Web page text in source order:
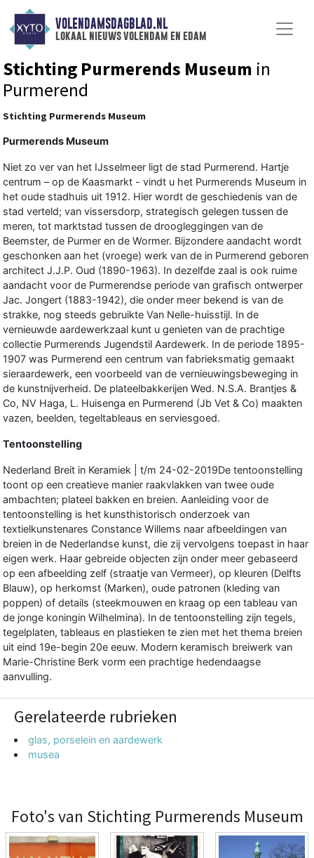
VOLENDAMSDAGBLAD.NL
lokaal nieuws volendam en edam
Stichting Purmerends Museum in
Purmerend
Stichting Purmerends Museum
Purmerends Museum
Niet zo ver van het IJsselmeer ligt de stad Purmerend. Hartje
centrum – op de Kaasmarkt - vindt u het Purmerends Museum in
het oude stadhuis uit 1912. Hier wordt de geschiedenis van de
stad verteld; van vissersdorp, strategisch gelegen tussen de
meren, tot marktstad tussen de droogleggingen van de
Beemster, de Purmer en de Wormer. Bijzondere aandacht wordt
geschonken aan het (vroege) werk van de in Purmerend geboren
architect J.J.P. Oud (1890-1963). In dezelfde zaal is ook ruime
aandacht voor de Purmerendse periode van graﬁsch ontwerper
Jac. Jongert (1883-1942), die onder meer bekend is van de
strakke, nog steeds gebruikte Van Nelle-huisstijl. In de
vernieuwde aardewerkzaal kunt u genieten van de prachtige
collectie Purmerends Jugendstil Aardewerk. In de periode 1895-
1907 was Purmerend een centrum van fabrieksmatig gemaakt
sieraardewerk, een voorbeeld van de vernieuwingsbeweging in
de kunstnijverheid. De plateelbakkerijen Wed. N.S.A. Brantjes &
Co, NV Haga, L. Huisenga en Purmerend (Jb Vet & Co) maakten
vazen, beelden, tegeltableaus en serviesgoed.
Tentoonstelling
Nederland Breit in Keramiek | t/m 24-02-2019De tentoonstelling
toont op een creatieve manier raakvlakken van twee oude
ambachten; plateel bakken en breien. Aanleiding voor de
tentoonstelling is het kunsthistorisch onderzoek van
textielkunstenares Constance Willems naar afbeeldingen van
breien in de Nederlandse kunst, die zij vervolgens toepast in haar
eigen werk. Haar gebreide objecten zijn onder meer gebaseerd
op een afbeelding zelf (straatje van Vermeer), op kleuren (Delfts
Blauw), op herkomst (Marken), oude patronen (kleding van
poppen) of details (steekmouwen en kraag op een tableau van
de jonge koningin Wilhelmina). In de tentoonstelling zijn tegels,
tegelplaten, tableaus en plastieken te zien met het thema breien
uit eind 19e-begin 20e eeuw. Modern keramisch breiwerk van
Marie-Christine Berk vorm een prachtige hedendaagse
aanvulling.
Gerelateerde rubrieken
glas, porselein en aardewerk
musea
Foto's van Stichting Purmerends Museum